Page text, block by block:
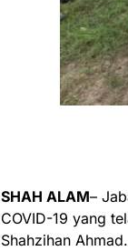
SHAH ALAM–
COVID-19 yang
Shahzihan Ahmad.